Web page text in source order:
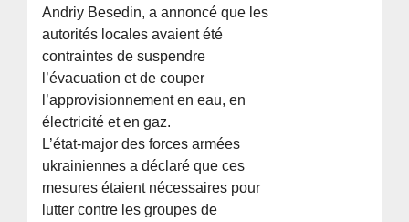
Andriy Besedin, a annoncé que les
autorités locales avaient été
contraintes de suspendre
l’évacuation et de couper
l’approvisionnement en eau, en
électricité et en gaz.
L’état-major des forces armées
ukrainiennes a déclaré que ces
mesures étaient nécessaires pour
lutter contre les groupes de